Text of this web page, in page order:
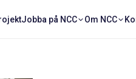
Jobba på NCC Om NCC